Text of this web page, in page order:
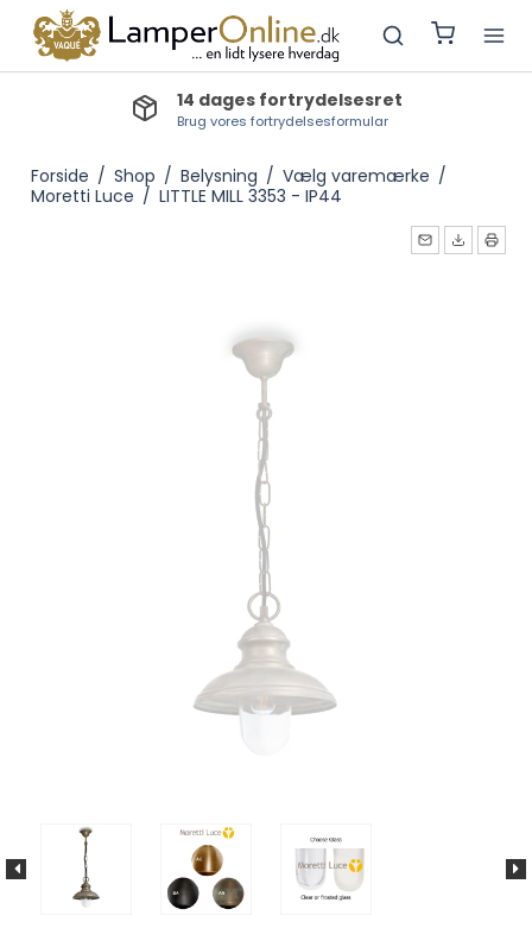
14 dages fortrydelsesret
Brug vores fortrydelsesformular
Forside / Shop / Belysning / Vælg varemærke /
Moretti Luce / LITTLE MILL 3353 - IP44